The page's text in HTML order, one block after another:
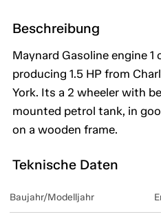
Beschreibung
Maynard Gasoline engine
producing 1.5 HP from
York. Its a 2 wheeler with
mounted petrol tank, in
on a wooden frame.
Teknische Daten
Baujahr/Modelljahr